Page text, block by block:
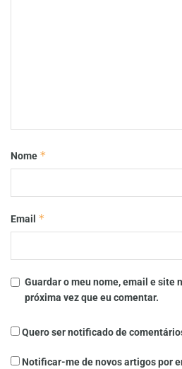
Nome *
Email *
Guardar o meu nome, email e site
próxima vez que eu comentar.
Quero ser notificado de
Notificar-me de novos artigos por